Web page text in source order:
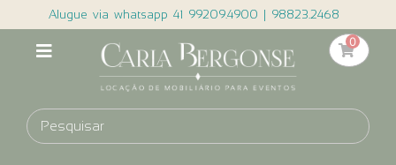
Alugue via whatsapp 41 99209.4900 | 98823.2468
0